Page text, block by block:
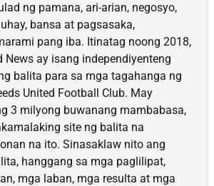
ng pamana, ari-arian, negosyo,
bansa at pagsasaka,
pang iba. Itinatag noong 2018,
News ay isang independiyenteng
balita para sa mga tagahanga ng
United Football Club. May
3 milyong buwanang mambabasa,
site ng balita na
na ito. Sinasaklaw nito ang
hanggang sa mga paglilipat,
mga laban, mga resulta at mga